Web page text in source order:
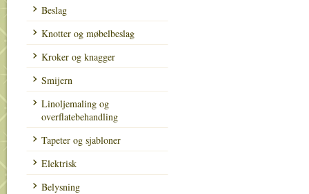
Beslag
Knotter og møbelbeslag
Kroker og knagger
Smijern
Linoljemaling og
overflatebehandling
Tapeter og sjabloner
Elektrisk
Belysning